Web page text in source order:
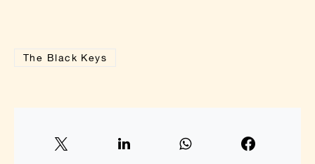
The Black Keys